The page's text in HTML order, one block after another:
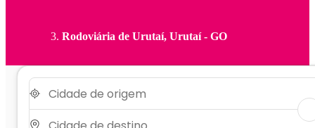
Rodoviária de Urutaí, Urutaí - GO